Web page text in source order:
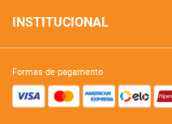
INSTITUCIONAL
formas de pagamento